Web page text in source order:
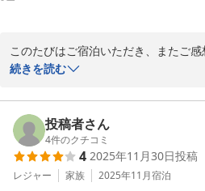
このたびはご宿泊いただき、またご
がとうございます。
けし申し訳ございませんでした。設
に受け止めてまいります。
次回はぜひ観光でお越しいただき、時
ごしいただけましたら幸いでございま
またお目にかかれます日を、心よりお
続きを読む
投稿者さん
4件のクチコミ
4 2025年11月30日投稿
レジャー 家族 2025年11月宿泊